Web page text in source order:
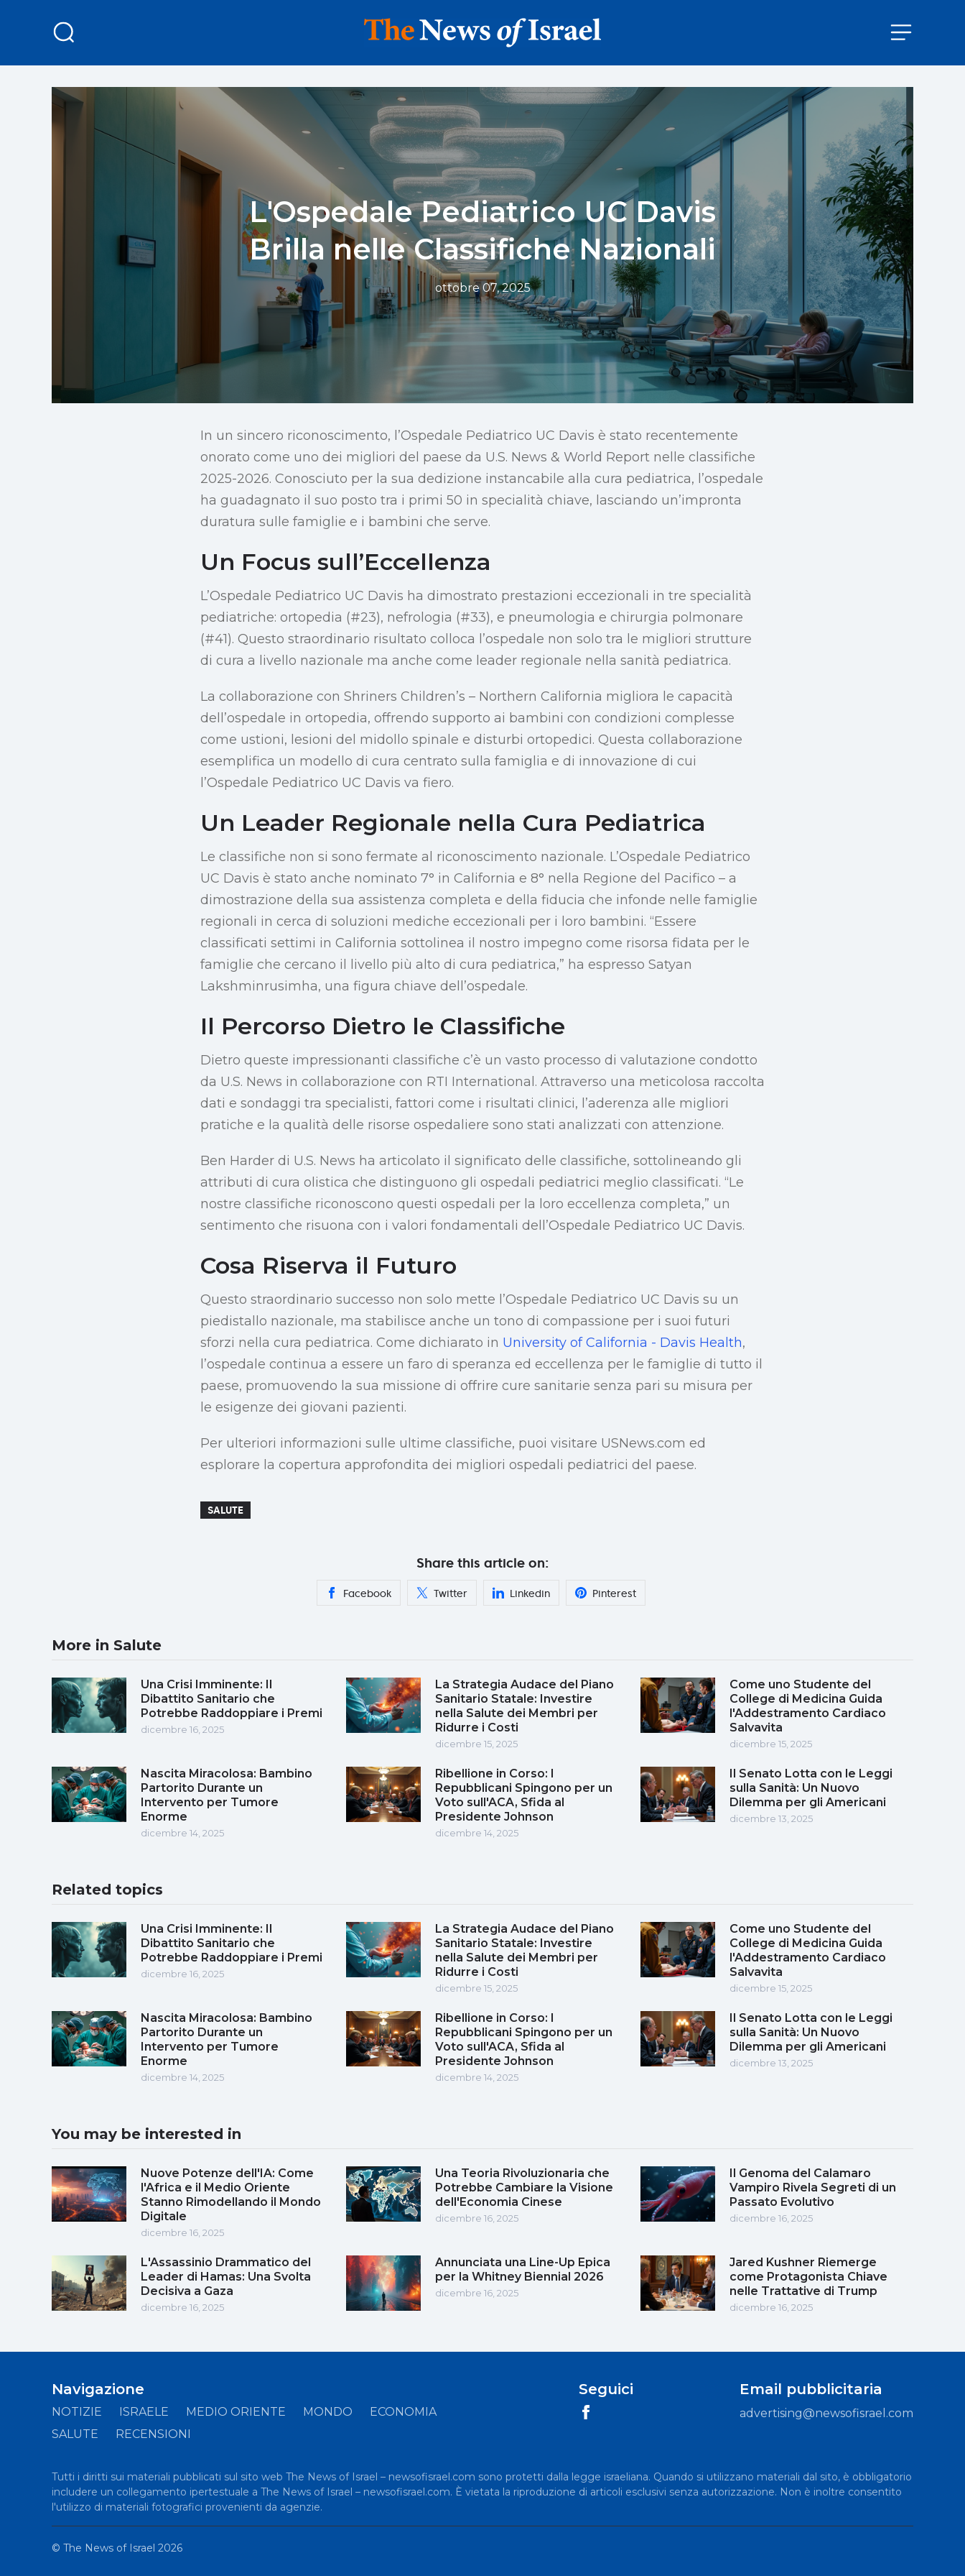
L'Ospedale Pediatrico UC Davis
Brilla nelle Classifiche Nazionali
ottobre 07, 2025
In un sincero riconoscimento, l’Ospedale Pediatrico UC Davis è stato recentemente
onorato come uno dei migliori del paese da U.S. News & World Report nelle classifiche
2025-2026. Conosciuto per la sua dedizione instancabile alla cura pediatrica, l’ospedale
ha guadagnato il suo posto tra i primi 50 in specialità chiave, lasciando un’impronta
duratura sulle famiglie e i bambini che serve.
Un Focus sull’Eccellenza
L’Ospedale Pediatrico UC Davis ha dimostrato prestazioni eccezionali in tre specialità
pediatriche: ortopedia (#23), nefrologia (#33), e pneumologia e chirurgia polmonare
(#41). Questo straordinario risultato colloca l’ospedale non solo tra le migliori strutture
di cura a livello nazionale ma anche come leader regionale nella sanità pediatrica.
La collaborazione con Shriners Children’s – Northern California migliora le capacità
dell’ospedale in ortopedia, offrendo supporto ai bambini con condizioni complesse
come ustioni, lesioni del midollo spinale e disturbi ortopedici. Questa collaborazione
esemplifica un modello di cura centrato sulla famiglia e di innovazione di cui
l’Ospedale Pediatrico UC Davis va fiero.
Un Leader Regionale nella Cura Pediatrica
Le classifiche non si sono fermate al riconoscimento nazionale. L’Ospedale Pediatrico
UC Davis è stato anche nominato 7° in California e 8° nella Regione del Pacifico – a
dimostrazione della sua assistenza completa e della fiducia che infonde nelle famiglie
regionali in cerca di soluzioni mediche eccezionali per i loro bambini. “Essere
classificati settimi in California sottolinea il nostro impegno come risorsa fidata per le
famiglie che cercano il livello più alto di cura pediatrica,” ha espresso Satyan
Lakshminrusimha, una figura chiave dell’ospedale.
Il Percorso Dietro le Classifiche
Dietro queste impressionanti classifiche c’è un vasto processo di valutazione condotto
da U.S. News in collaborazione con RTI International. Attraverso una meticolosa raccolta
dati e sondaggi tra specialisti, fattori come i risultati clinici, l’aderenza alle migliori
pratiche e la qualità delle risorse ospedaliere sono stati analizzati con attenzione.
Ben Harder di U.S. News ha articolato il significato delle classifiche, sottolineando gli
attributi di cura olistica che distinguono gli ospedali pediatrici meglio classificati. “Le
nostre classifiche riconoscono questi ospedali per la loro eccellenza completa,” un
sentimento che risuona con i valori fondamentali dell’Ospedale Pediatrico UC Davis.
Cosa Riserva il Futuro
Questo straordinario successo non solo mette l’Ospedale Pediatrico UC Davis su un
piedistallo nazionale, ma stabilisce anche un tono di compassione per i suoi futuri
sforzi nella cura pediatrica. Come dichiarato in University of California - Davis Health,
l’ospedale continua a essere un faro di speranza ed eccellenza per le famiglie di tutto il
paese, promuovendo la sua missione di offrire cure sanitarie senza pari su misura per
le esigenze dei giovani pazienti.
Per ulteriori informazioni sulle ultime classifiche, puoi visitare USNews.com ed
esplorare la copertura approfondita dei migliori ospedali pediatrici del paese.
SALUTE
Share this article on:
Facebook Twitter Linkedin Pinterest
More in Salute
Una Crisi Imminente: Il
Dibattito Sanitario che
Potrebbe Raddoppiare i Premi
dicembre 16, 2025
La Strategia Audace del Piano
Sanitario Statale: Investire
nella Salute dei Membri per
Ridurre i Costi
dicembre 15, 2025
Come uno Studente del
College di Medicina Guida
l'Addestramento Cardiaco
Salvavita
dicembre 15, 2025
Nascita Miracolosa: Bambino
Partorito Durante un
Intervento per Tumore
Enorme
dicembre 14, 2025
Ribellione in Corso: I
Repubblicani Spingono per un
Voto sull'ACA, Sfida al
Presidente Johnson
dicembre 14, 2025
Il Senato Lotta con le Leggi
sulla Sanità: Un Nuovo
Dilemma per gli Americani
dicembre 13, 2025
Related topics
Una Crisi Imminente: Il
Dibattito Sanitario che
Potrebbe Raddoppiare i Premi
dicembre 16, 2025
La Strategia Audace del Piano
Sanitario Statale: Investire
nella Salute dei Membri per
Ridurre i Costi
dicembre 15, 2025
Come uno Studente del
College di Medicina Guida
l'Addestramento Cardiaco
Salvavita
dicembre 15, 2025
Nascita Miracolosa: Bambino
Partorito Durante un
Intervento per Tumore
Enorme
dicembre 14, 2025
Ribellione in Corso: I
Repubblicani Spingono per un
Voto sull'ACA, Sfida al
Presidente Johnson
dicembre 14, 2025
Il Senato Lotta con le Leggi
sulla Sanità: Un Nuovo
Dilemma per gli Americani
dicembre 13, 2025
You may be interested in
Nuove Potenze dell'IA: Come
l'Africa e il Medio Oriente
Stanno Rimodellando il Mondo
Digitale
dicembre 16, 2025
Una Teoria Rivoluzionaria che
Potrebbe Cambiare la Visione
dell'Economia Cinese
dicembre 16, 2025
Il Genoma del Calamaro
Vampiro Rivela Segreti di un
Passato Evolutivo
dicembre 16, 2025
L'Assassinio Drammatico del
Leader di Hamas: Una Svolta
Decisiva a Gaza
dicembre 16, 2025
Annunciata una Line-Up Epica
per la Whitney Biennial 2026
dicembre 16, 2025
Jared Kushner Riemerge
come Protagonista Chiave
nelle Trattative di Trump
dicembre 16, 2025
Navigazione
NOTIZIE ISRAELE MEDIO ORIENTE MONDO
ECONOMIA
SALUTE
RECENSIONI
Seguici Email pubblicitaria
advertising@newsofisrael.com
Tutti i diritti sui materiali pubblicati sul sito web The News of Israel – newsofisrael.com sono protetti dalla legge israeliana. Quando si utilizzano materiali dal sito, è obbligatorio
includere un collegamento ipertestuale a The News of Israel – newsofisrael.com. È vietata la riproduzione di articoli esclusivi senza autorizzazione. Non è inoltre consentito
l'utilizzo di materiali fotografici provenienti da agenzie.
© The News of Israel 2026